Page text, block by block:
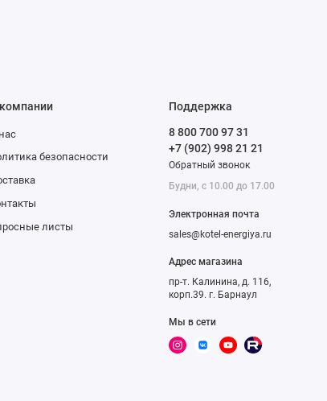
значении
обратиться к
безопасности
листы
Поддержка
8 800 700 97 31
+7 (902) 998 21 21
Обратный звонок
Будни, с 10.00 до 17.00
Электронная почта
sales@kotel-energiya.ru
Адрес магазина
пр-т. Калинина, д. 116,
корп.39. г. Барнаул
Мы в сети